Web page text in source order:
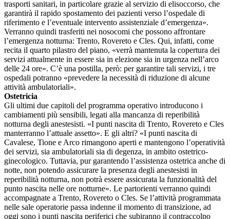
trasporti sanitari, in particolare grazie al servizio di elisoccorso, che
garantirà il rapido spostamento dei pazienti verso l’ospedale di
riferimento e l’eventuale intervento assistenziale d’emergenza».
Verranno quindi trasferiti nei nosocomi che possono affrontare
l’emergenza notturna: Trento, Rovereto e Cles. Qui, infatti, come
recita il quarto pilastro del piano, «verrà mantenuta la copertura dei
servizi attualmente in essere sia in elezione sia in urgenza nell’arco
delle 24 ore». C’è una postilla, però: per garantire tali servizi, i tre
ospedali potranno «prevedere la necessità di riduzione di alcune
attività ambulatoriali».
Ostetricia
Gli ultimi due capitoli del programma operativo introducono i
cambiamenti più sensibili, legati alla mancanza di reperibilità
notturna degli anestesisti. «I punti nascita di Trento, Rovereto e Cles
manterranno l’attuale assetto». E gli altri? «I punti nascita di
Cavalese, Tione e Arco rimangono aperti e mantengono l’operatività
dei servizi, sia ambulatoriali sia di degenza, in ambito ostetrico-
ginecologico. Tuttavia, pur garantendo l’assistenza ostetrica anche di
notte, non potendo assicurare la presenza degli anestesisti in
reperibilità notturna, non potrà essere assicurata la funzionalità del
punto nascita nelle ore notturne». Le partorienti verranno quindi
accompagnate a Trento, Rovereto o Cles. Se l’attività programmata
nelle sale operatorie passa indenne il momento di transizione, ad
oggi sono i punti nascita periferici che subiranno il contraccolpo